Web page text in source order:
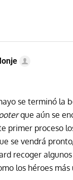
se terminó la
que aún se
primer proceso
se vendrá
recoger
los héroes